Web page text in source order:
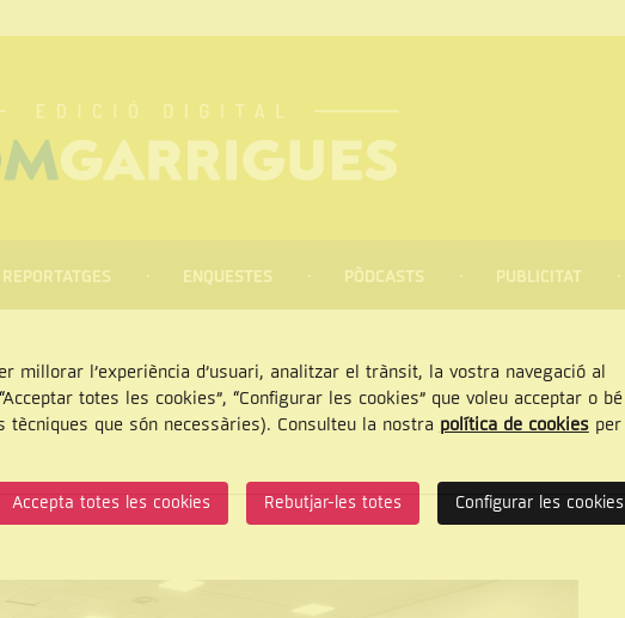
REPORTATGES ENQUESTES PÒDCASTS PUBLICITAT
millorar l’experiència d’usuari, analitzar el trànsit, la vostra navegació al
totes les cookies”, “Configurar les cookies” que voleu acceptar o bé
tècniques que són necessàries). Consulteu la nostra política de cookiesper
Accepta totes les cookies Rebutjar-les totes Configurar les cookies